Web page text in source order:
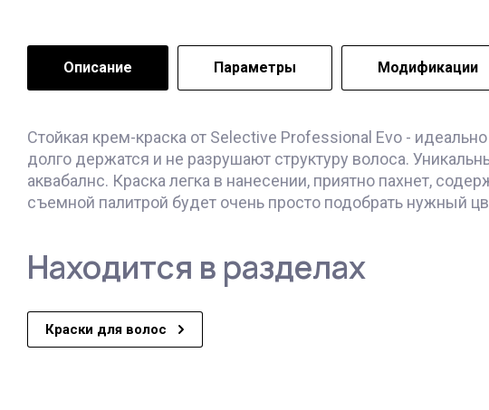
Описание Параметры Модификации
Стойкая крем-краска от Selective Professional Evo -
долго держатся и не разрушают структуру волоса.
аквабалнс. Краска легка в нанесении, приятно пахнет,
съемной палитрой будет очень просто подобрать нужный
Находится в разделах
Краски для волос